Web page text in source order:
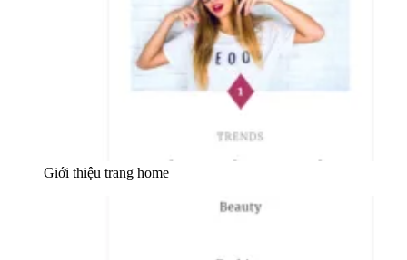
Giới thiệu trang home